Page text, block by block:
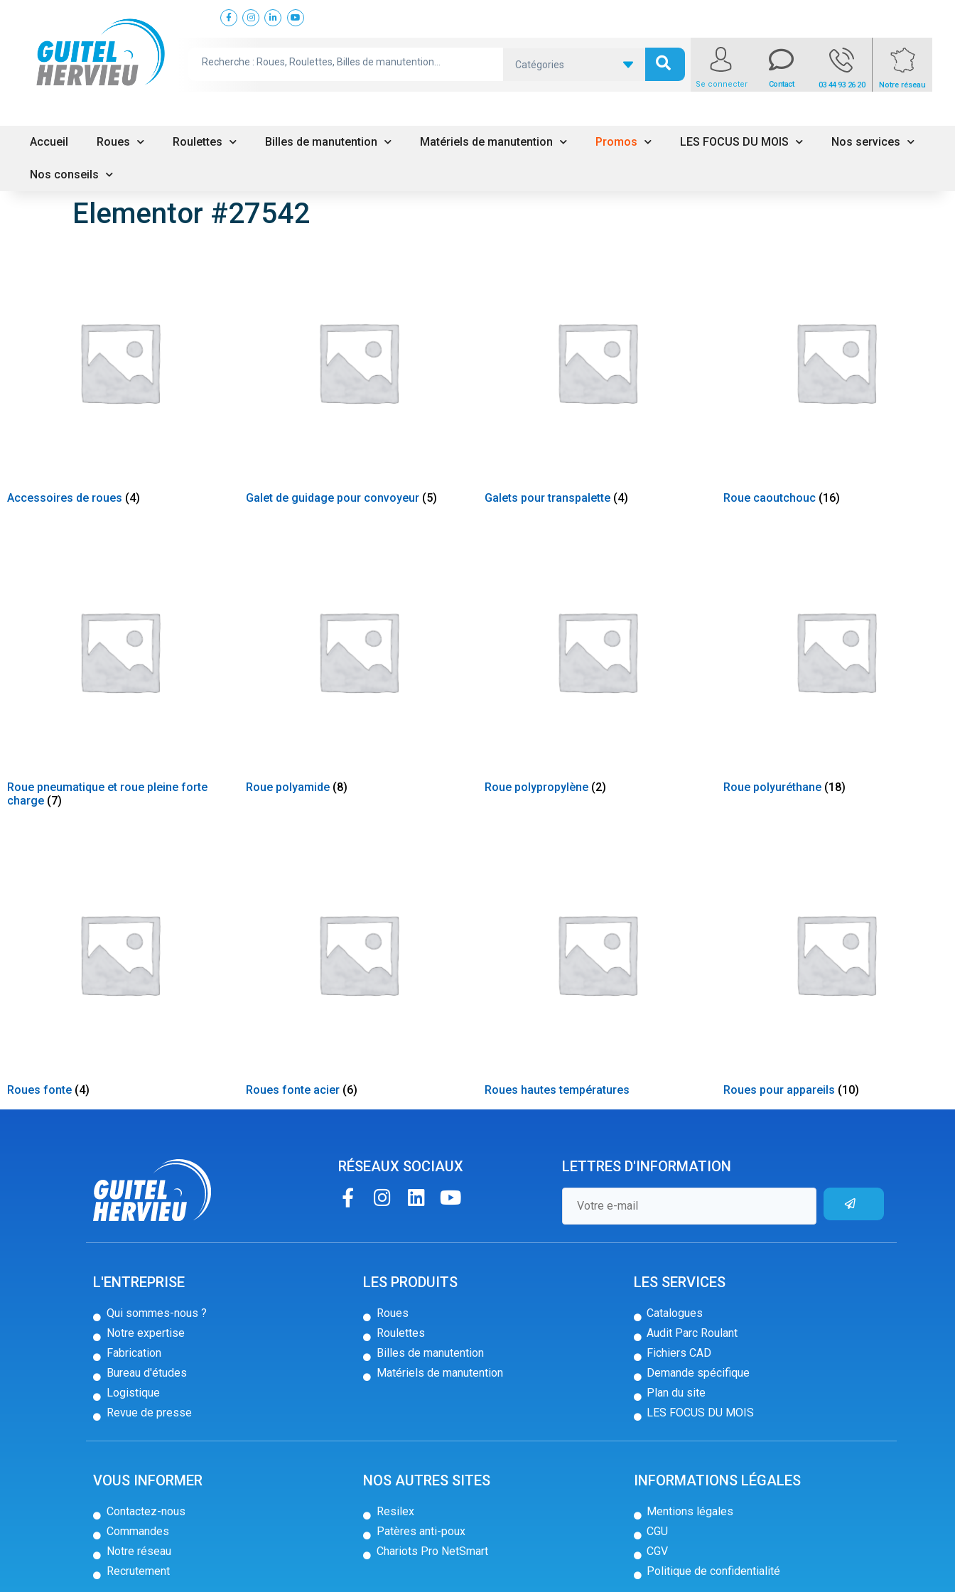
Se connecter Contact 03 44 93 26 20 Notre réseau
Catégories
Accueil Roues Roulettes Billes de manutention Matériels de manutention Promos LES FOCUS DU MOIS Nos services
Nos conseils
Elementor #27542
Accessoires de roues (4) Galet de guidage pour convoyeur (5) Galets pour transpalette (4) Roue caoutchouc (16)
Roue pneumatique et roue pleine forte
charge (7)
Roue polyamide (8) Roue polypropylène (2) Roue polyuréthane (18)
Roues fonte (4) Roues fonte acier (6) Roues hautes températures Roues pour appareils (10)
RÉSEAUX SOCIAUX LETTRES D'INFORMATION
L'ENTREPRISE
Qui sommes-nous ?
Notre expertise
Fabrication
Bureau d'études
Logistique
Revue de presse
LES PRODUITS
Roues
Roulettes
Billes de manutention
Matériels de manutention
LES SERVICES
Catalogues
Audit Parc Roulant
Fichiers CAD
Demande spécifique
Plan du site
LES FOCUS DU MOIS
VOUS INFORMER
Contactez-nous
Commandes
Notre réseau
Recrutement
NOS AUTRES SITES
Resilex
Patères anti-poux
Chariots Pro NetSmart
INFORMATIONS LÉGALES
Mentions légales
CGU
CGV
Politique de confidentialité